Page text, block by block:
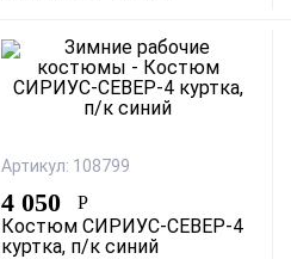
Артикул: 108799
4 050 Р
Костюм СИРИУС-СЕВЕР-4
куртка, п/к синий